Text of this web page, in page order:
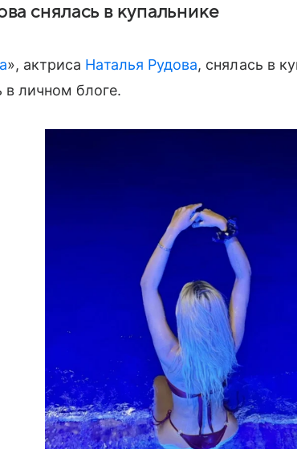
снялась в купальнике
», актриса Наталья Рудова, снялась в
в личном блоге.